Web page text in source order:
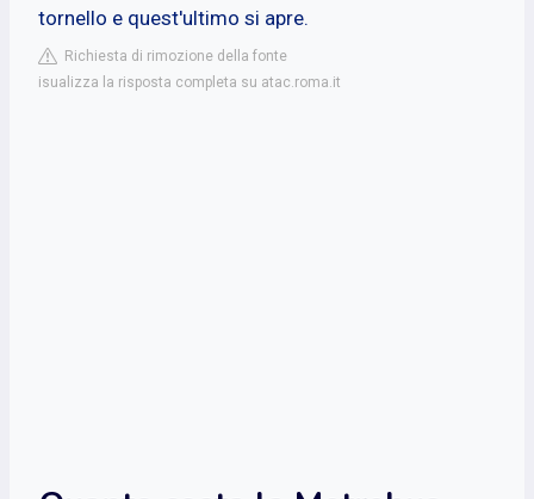
tornello e quest'ultimo si apre.
Richiesta di rimozione della fonte
isualizza la risposta completa su atac.roma.it